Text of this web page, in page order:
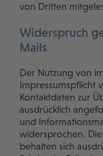
von Dritten
Widerspruch
Mails
Der Nutzung von
Impressumspflicht
Kontaktdaten zur
ausdrücklich
und
widersprochen.
behalten sich